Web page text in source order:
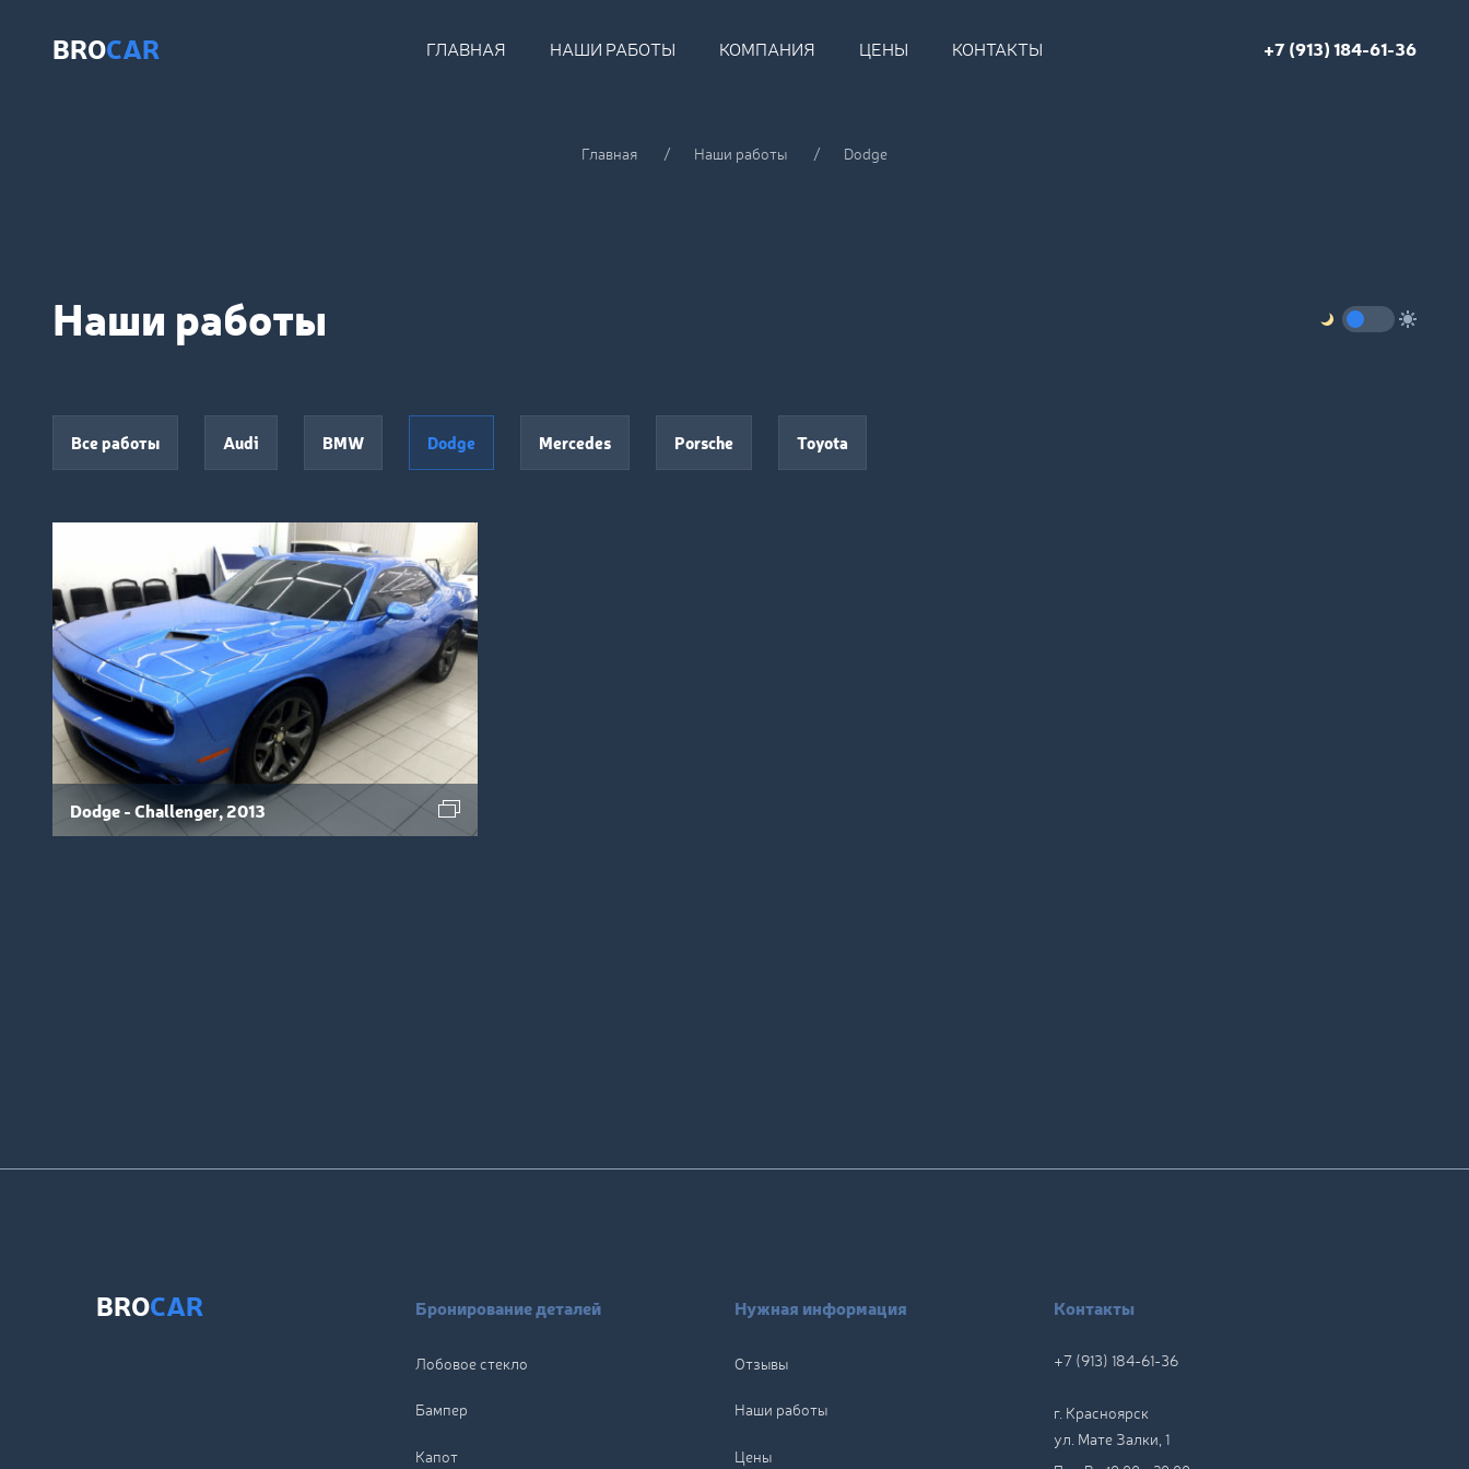
BROCAR ГЛАВНАЯ НАШИ РАБОТЫ КОМПАНИЯ ЦЕНЫ КОНТАКТЫ +7 (913) 184-61-36
Главная Наши работы Dodge
Наши работы
Все работы Audi BMW Dodge Mercedes Porsche Toyota
Dodge - Challenger, 2013
BROCAR Бронирование деталей
Лобовое стекло
Бампер
Капот
Нужная информация
Отзывы
Наши работы
Цены
Контакты
+7 (913) 184-61-36
г. Красноярск
ул. Мате Залки, 1